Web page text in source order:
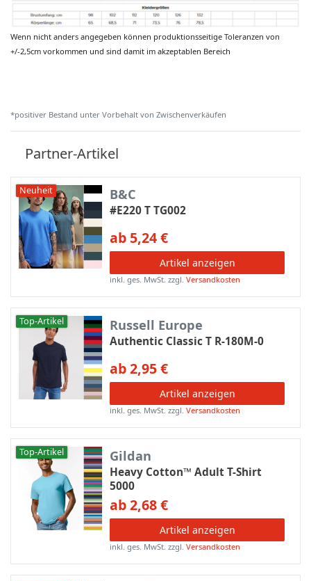
Wenn nicht anders angegeben können produktionsseitige Toleranzen von
+/-2,5cm vorkommen und sind damit im akzeptablen Bereich
*positiver Bestand unter Vorbehalt von Zwischenverkäufen
Partner-Artikel
Neuheit B&C
#E220 T TG002
ab 5,24 €
Artikel anzeigen
inkl. ges. MwSt. zzgl.Versandkosten
Top-Artikel Russell Europe
Authentic Classic T R-180M-0
ab 2,95 €
Artikel anzeigen
inkl. ges. MwSt. zzgl.Versandkosten
Top-Artikel Gildan
Heavy Cotton™ Adult T-Shirt
5000
ab 2,68 €
Artikel anzeigen
inkl. ges. MwSt. zzgl.Versandkosten